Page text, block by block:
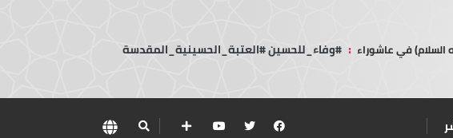
السلام) في عاشوراء : #وفاء_للحسين #العتبة_الحسينية_المقدسة